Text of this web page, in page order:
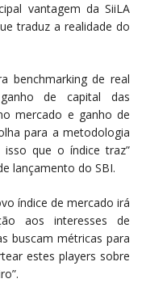
vantagem da SiiLA
traduz a realidade do
benchmarking de real
de capital das
mercado e ganho de
para a metodologia
que o índice traz”
lançamento do SBI.
índice de mercado irá
aos interesses de
buscam métricas para
estes players sobre